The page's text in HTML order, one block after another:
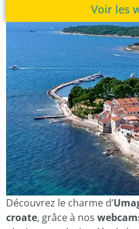
Voir les
Découvrez le charme d’
croate, grâce à nos